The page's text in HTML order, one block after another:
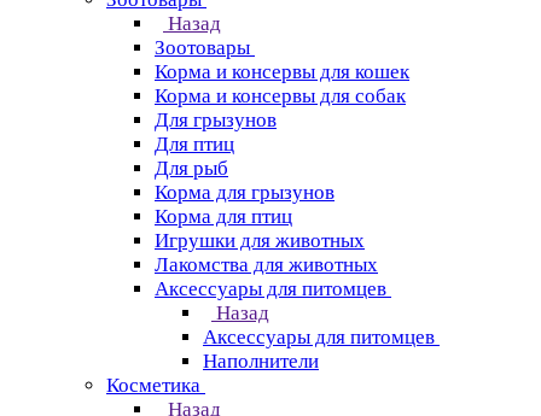
Назад
Зоотовары
Корма и консервы для кошек
Корма и консервы для собак
Для грызунов
Для птиц
Для рыб
Корма для грызунов
Корма для птиц
Игрушки для животных
Лакомства для животных
Аксессуары для питомцев
Назад
Аксессуары для питомцев
Наполнители
Косметика
Назад